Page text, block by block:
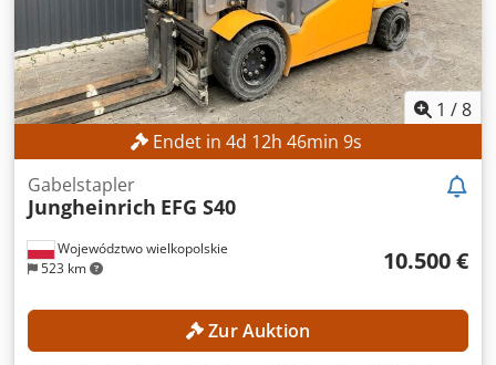
1 /8
Endet in 4d 12h 46min 7s
Województwo wielkopolskie
523 km
Gabelstapler
Jungheinrich EFG S40
10.500 €
Zur Auktion